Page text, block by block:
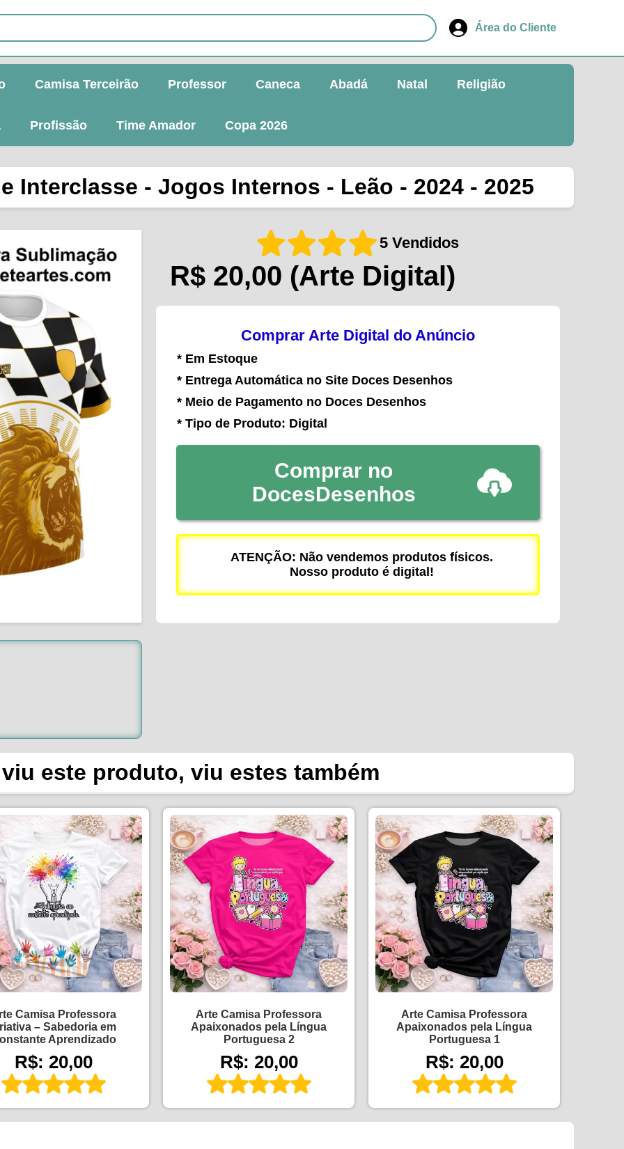
Área do Cliente
Camisa Terceirão Professor Caneca Abadá Natal Religião
Profissão Time Amador Copa 2026
Interclasse - Jogos Internos - Leão - 2024 - 2025
5 Vendidos
R$ 20,00 (Arte Digital)
Comprar Arte Digital do Anúncio
* Em Estoque
* Entrega Automática no Site Doces Desenhos
* Meio de Pagamento no Doces Desenhos
* Tipo de Produto: Digital
Comprar no
DocesDesenhos
ATENÇÃO: Não vendemos produtos físicos.
Nosso produto é digital!
este produto, viu estes também
Camisa Professora
– Sabedoria em
Aprendizado
R$: 20,00
Arte Camisa Professora
Apaixonados pela Língua
Portuguesa 2
R$: 20,00
Arte Camisa Professora
Apaixonados pela Língua
Portuguesa 1
R$: 20,00